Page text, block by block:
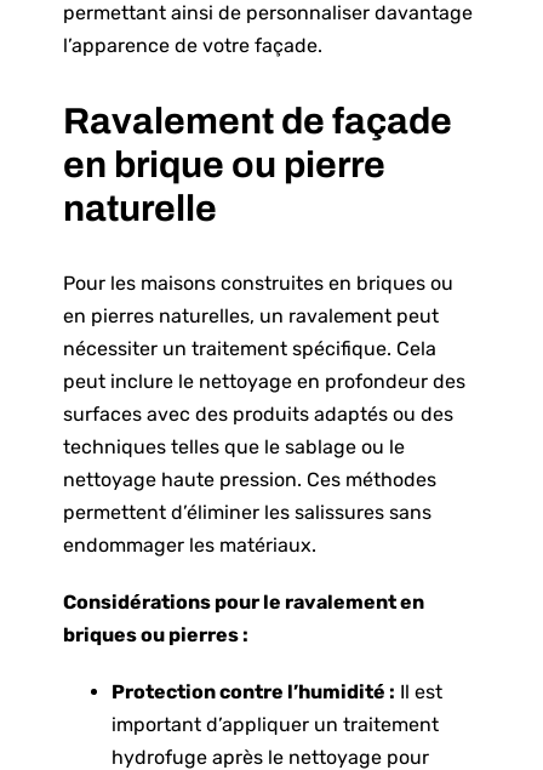
permettant ainsi de personnaliser davantage
l’apparence de votre façade.
Ravalement de façade
en brique ou pierre
naturelle
Pour les maisons construites en briques ou
en pierres naturelles, un ravalement peut
nécessiter un traitement spécifique. Cela
peut inclure le nettoyage en profondeur des
surfaces avec des produits adaptés ou des
techniques telles que le sablage ou le
nettoyage haute pression. Ces méthodes
permettent d’éliminer les salissures sans
endommager les matériaux.
Considérations pour le ravalement en
briques ou pierres :
Protection contre l’humidité : Il est
important d’appliquer untraitement
hydrofuge après le nettoyage pour